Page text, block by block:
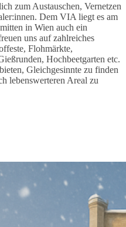
zum Austauschen, Vernetzen
Dem VIA liegt es am
in Wien auch ein
uns auf zahlreiches
Flohmärkte,
Hochbeetgarten etc.
Gleichgesinnte zu finden
lebenswerteren Areal zu